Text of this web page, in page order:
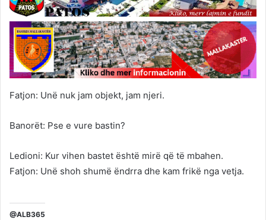
Fatjon: Unë nuk jam objekt, jam njeri.
Banorët: Pse e vure bastin?
Ledioni: Kur vihen bastet është mirë që të mbahen.
Fatjon: Unë shoh shumë ëndrra dhe kam frikë nga vetja.
@ALB365